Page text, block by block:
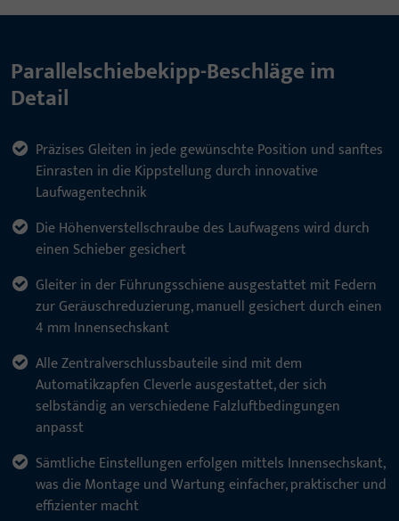
Parallelschiebekipp-Beschläge im
Detail
Präzises Gleiten in jede gewünschte Position und sanftes
Einrasten in die Kippstellung durch innovative
Laufwagentechnik
Die Höhenverstellschraube des Laufwagens wird durch
einen Schieber gesichert
Gleiter in der Führungsschiene ausgestattet mit Federn
zur Geräuschreduzierung, manuell gesichert durch einen
4 mm Innensechskant
Alle Zentralverschlussbauteile sind mit dem
Automatikzapfen Cleverle ausgestattet, der sich
selbständig an verschiedene Falzluftbedingungen
anpasst
Sämtliche Einstellungen erfolgen mittels Innensechskant,
was die Montage und Wartung einfacher, praktischer und
effizienter macht